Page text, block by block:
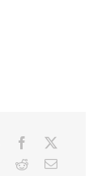
Facebook
RedditEmail